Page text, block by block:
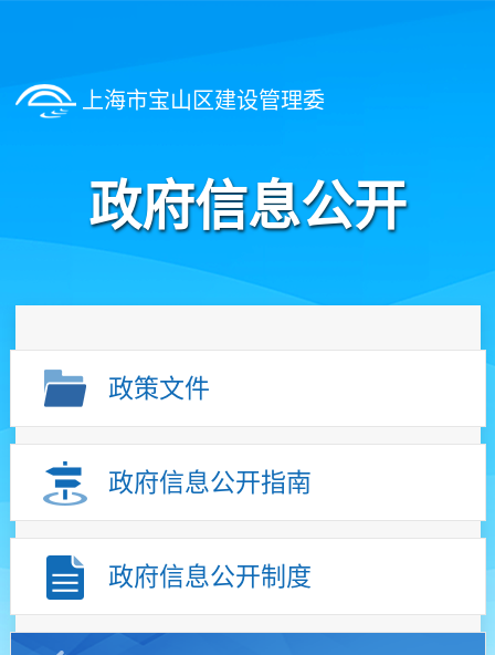
上海市宝山区建设管理委
政府信息公开
政策文件
政府信息公开指南
政府信息公开制度